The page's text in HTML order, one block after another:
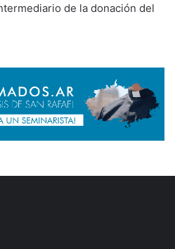
de la donación del